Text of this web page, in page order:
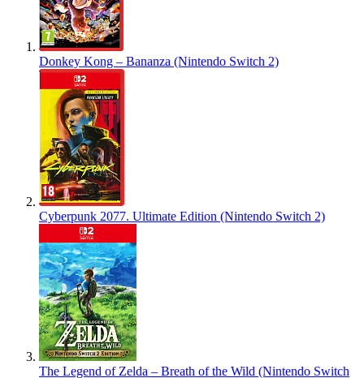
Donkey Kong – Bananza (Nintendo Switch 2)
Cyberpunk 2077. Ultimate Edition (Nintendo Switch 2)
The Legend of Zelda – Breath of the Wild (Nintendo Switch